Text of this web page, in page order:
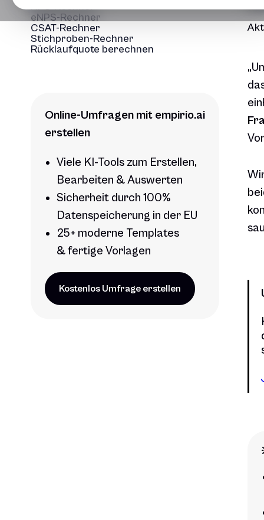
NPS-Rechner
eNPS-Rechner
CSAT-Rechner
Stichproben-Rechner
Rücklaufquote berechnen
Online-Umfragen mit empirio.ai
erstellen
Viele KI-Tools zum Erstellen,
Bearbeiten & Auswerten
Sicherheit durch 100%
Datenspeicherung in der EU
25+ moderne Templates
& fertige Vorlagen
Kostenlos Umfrage erstellen